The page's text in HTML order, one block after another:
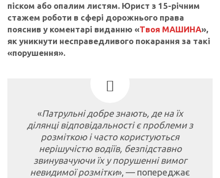
піском або опалим листям. Юрист з 15-річним
стажем роботи в сфері дорожнього права
пояснив у коментарі виданню «Твоя МАШИНА»,
як уникнути несправедливого покарання за такі
«порушення».
«Патрульні добре знають, де на їх
ділянці відповідальності є проблеми з
розміткою і часто користуються
нерішучістю водіїв, безпідставно
звинувачуючи їх у порушенні вимог
невидимої розмітки», — попереджає